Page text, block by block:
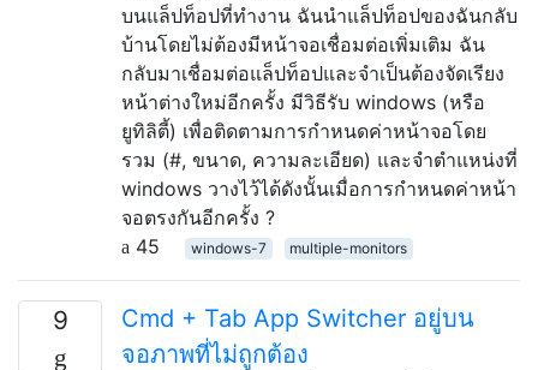
บนแล็ปท็อปที่ทำงาน ฉันนำแล็ปท็อปของฉันกลับ
บ้านโดยไม่ต้องมีหน้าจอเชื่อมต่อเพิ่มเติม ฉัน
กลับมาเชื่อมต่อแล็ปท็อปและจำเป็นต้องจัดเรียง
หน้าต่างใหม่อีกครั้ง มีวิธีรับ windows (หรือ
ยูทิลิตี้) เพื่อติดตามการกำหนดค่าหน้าจอโดย
รวม (#, ขนาด, ความละเอียด) และจำตำแหน่งที่
windows วางไว้ได้ดังนั้นเมื่อการกำหนดค่าหน้า
จอตรงกันอีกครั้ง ?
45
windows-7 multiple-monitors
9
Cmd + Tab App Switcher อยู่บน
จอภาพที่ไม่ถูกต้อง